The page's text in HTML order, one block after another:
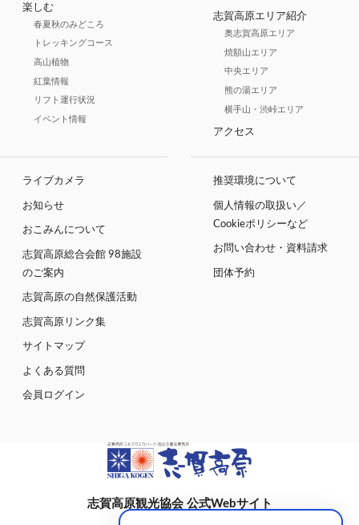
楽しむ
春夏秋のみどころ
トレッキングコース
高山植物
紅葉情報
リフト運行状況
イベント情報
志賀高原エリア紹介
奥志賀高原エリア
焼額山エリア
中央エリア
熊の湯エリア
横手山・渋峠エリア
アクセス
ライブカメラ
お知らせ
おこみんについて
志賀高原総合会館 98施設
のご案内
志賀高原の自然保護活動
志賀高原リンク集
サイトマップ
よくある質問
会員ログイン
推奨環境について
個人情報の取扱い／
Cookieポリシーなど
お問い合わせ・資料請求
団体予約
志賀高原観光協会 公式Webサイト